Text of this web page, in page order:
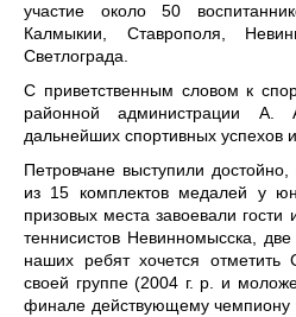
участие около 50
Калмыкии, Ставрополя,
Светлограда.
С приветственным словом к
районной администрации А.
дальнейших спортивных успехов
Петровчане выступили
из 15 комплектов медалей у
призовых места завоевали
теннисистов Невинномысска,
наших ребят хочется отметить
своей группе (2004 г. р. и
финале действующему